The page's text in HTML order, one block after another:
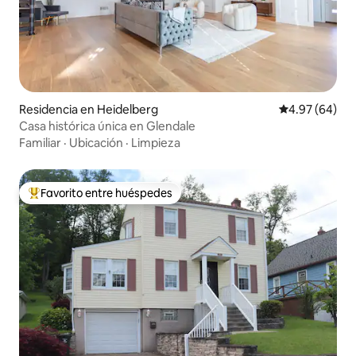
Residencia en Heidelberg Calificación
4.97 (64)
Casa histórica única en Glendale
Familiar · Ubicación · Limpieza
De los mejores en Favorito entre huéspedes
Favorito entre huéspedes